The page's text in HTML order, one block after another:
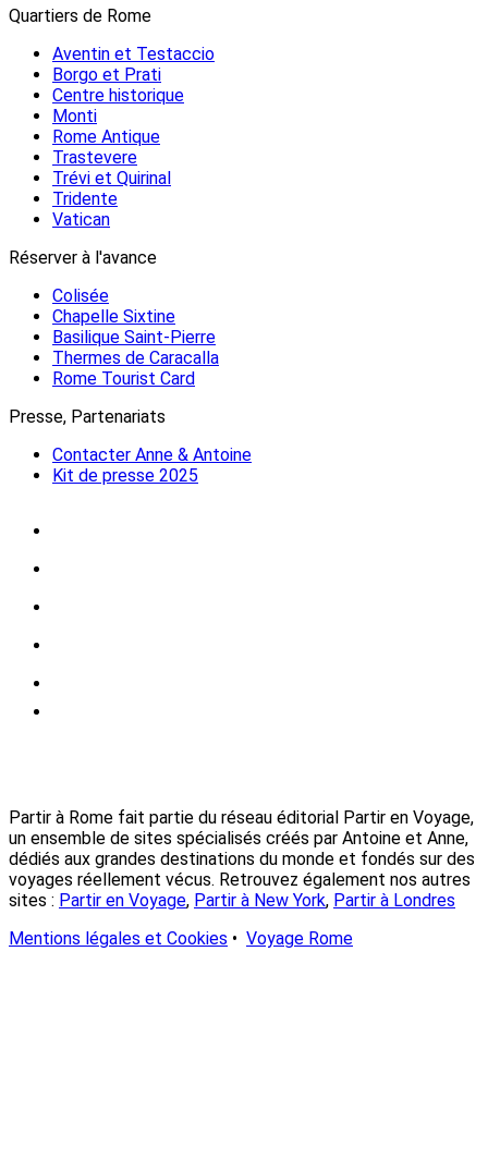
Quartiers de Rome
Aventin et Testaccio
Borgo et Prati
Centre historique
Monti
Rome Antique
Trastevere
Trévi et Quirinal
Tridente
Vatican
Réserver à l'avance
Colisée
Chapelle Sixtine
Basilique Saint-Pierre
Thermes de Caracalla
Rome Tourist Card
Presse, Partenariats
Contacter Anne & Antoine
Kit de presse 2025
Partir à Rome fait partie du réseau éditorial Partir en Voyage,
un ensemble de sites spécialisés créés par Antoine et Anne,
dédiés aux grandes destinations du monde et fondés sur des
voyages réellement vécus. Retrouvez également nos autres
sites : Partir en Voyage, Partir à New York, Partir à Londres
Mentions légales et Cookies • Voyage Rome